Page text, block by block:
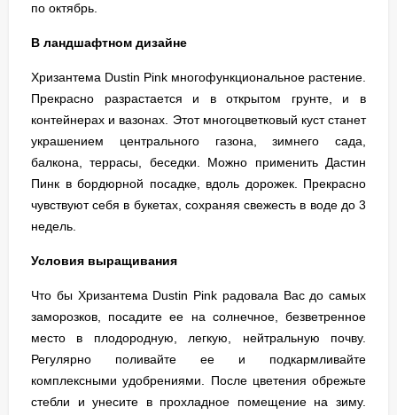
по октябрь.
В ландшафтном дизайне
Хризантема Dustin Pink многофункциональное растение.
Прекрасно разрастается и в открытом грунте, и в
контейнерах и вазонах. Этот многоцветковый куст станет
украшением центрального газона, зимнего сада,
балкона, террасы, беседки. Можно применить Дастин
Пинк в бордюрной посадке, вдоль дорожек. Прекрасно
чувствуют себя в букетах, сохраняя свежесть в воде до 3
недель.
Условия выращивания
Что бы Хризантема Dustin Pink радовала Вас до самых
заморозков, посадите ее на солнечное, безветренное
место в плодородную, легкую, нейтральную почву.
Регулярно поливайте ее и подкармливайте
комплексными удобрениями. После цветения обрежьте
стебли и унесите в прохладное помещение на зиму.